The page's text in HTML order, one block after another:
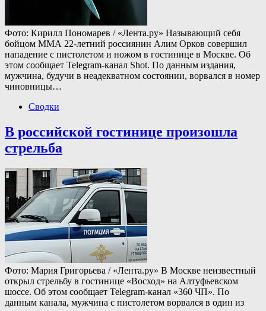
Фото: Кирилл Пономарев / «Лента.ру» Называющий себя
бойцом ММА 22-летний россиянин Алим Орков совершил
нападение с пистолетом и ножом в гостинице в Москве. Об
этом сообщает Telegram-канал Shot. По данным издания,
мужчина, будучи в неадекватном состоянии, ворвался в номер
чиновницы…
Сводки
В российской гостинице произошла
стрельба
Фото: Мария Григорьева / «Лента.ру» В Москве неизвестный
открыл стрельбу в гостинице «Восход» на Алтуфьевском
шоссе. Об этом сообщает Telegram-канал «360 ЧП». По
данным канала, мужчина с пистолетом ворвался в один из